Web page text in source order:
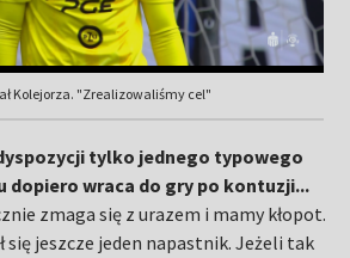
Kolejorza. "Zrealizowaliśmy cel"
tylko jednego typowego
dopiero wraca do gry po kontuzji...
zmaga się z urazem i mamy kłopot.
się jeszcze jeden napastnik. Jeżeli tak